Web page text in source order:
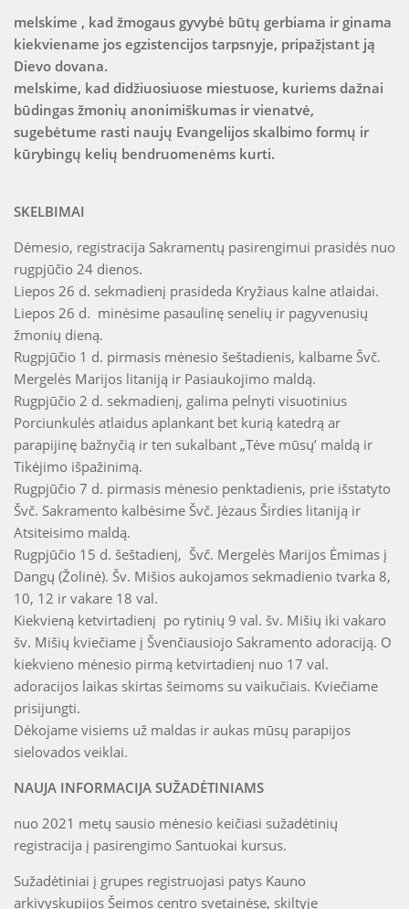
melskime , kad žmogaus gyvybė būtų gerbiama ir ginama
kiekviename jos egzistencijos tarpsnyje, pripažįstant ją
Dievo dovana.
melskime, kad didžiuosiuose miestuose, kuriems dažnai
būdingas žmonių anonimiškumas ir vienatvė,
sugebėtume rasti naujų Evangelijos skalbimo formų ir
kūrybingų kelių bendruomenėms kurti.
SKELBIMAI
Dėmesio, registracija Sakramentų pasirengimui prasidės nuo
rugpjūčio 24 dienos.
Liepos 26 d. sekmadienį prasideda Kryžiaus kalne atlaidai.
Liepos 26 d. minėsime pasaulinę senelių ir pagyvenusių
žmonių dieną.
Rugpjūčio 1 d. pirmasis mėnesio šeštadienis, kalbame Švč.
Mergelės Marijos litaniją ir Pasiaukojimo maldą.
Rugpjūčio 2 d. sekmadienį, galima pelnyti visuotinius
Porciunkulės atlaidus aplankant bet kurią katedrą ar
parapijinę bažnyčią ir ten sukalbant „Tėve mūsų’ maldą ir
Tikėjimo išpažinimą.
Rugpjūčio 7 d. pirmasis mėnesio penktadienis, prie išstatyto
Švč. Sakramento kalbėsime Švč. Jėzaus Širdies litaniją ir
Atsiteisimo maldą.
Rugpjūčio 15 d. šeštadienį, Švč. Mergelės Marijos Ėmimas į
Dangų (Žolinė). Šv. Mišios aukojamos sekmadienio tvarka 8,
10, 12 ir vakare 18 val.
Kiekvieną ketvirtadienį po rytinių 9 val. šv. Mišių iki vakaro
šv. Mišių kviečiame į Švenčiausiojo Sakramento adoraciją. O
kiekvieno mėnesio pirmą ketvirtadienį nuo 17 val.
adoracijos laikas skirtas šeimoms su vaikučiais. Kviečiame
prisijungti.
Dėkojame visiems už maldas ir aukas mūsų parapijos
sielovados veiklai.
NAUJA INFORMACIJA SUŽADĖTINIAMS
nuo 2021 metų sausio mėnesio keičiasi sužadėtinių
registracija į pasirengimo Santuokai kursus.
Sužadėtiniai į grupes registruojasi patys Kauno
arkivyskupijos Šeimos centro svetainėse, skiltyje